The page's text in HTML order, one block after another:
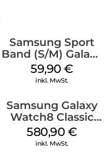
Samsung Sport
Band (S/M) Galaxy
Watch8/Watch8
Classic White
59,90€
inkl. MwSt.
Samsung Galaxy
Watch8 Classic
Black
580,90€
inkl. MwSt.